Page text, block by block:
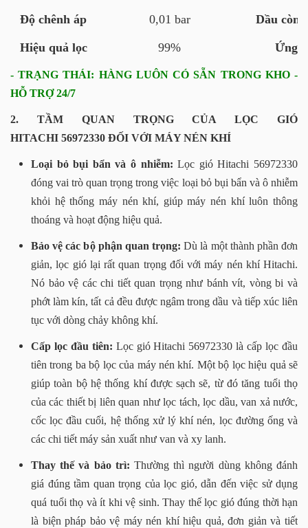
Độ chênh áp 0,01 bar Dầu còn
Hiệu quả lọc 99% Ứng
- TRẠNG THÁI: HÀNG LUÔN CÓ SẴN TRONG KHO -
HỖ TRỢ 24/7
2. TẦM QUAN TRỌNG CỦA LỌC GIÓ
HITACHI 56972330 ĐỐI VỚI MÁY NÉN KHÍ
Loại bỏ bụi bẩn và ô nhiễm: Lọc gió Hitachi 56972330
đóng vai trò quan trọng trong việc loại bỏ bụi bẩn và ô nhiễm
khỏi hệ thống máy nén khí, giúp máy nén khí luôn thông
thoáng và hoạt động hiệu quả.
Bảo vệ các bộ phận quan trọng: Dù là một thành phần đơn
giản, lọc gió lại rất quan trọng đối với máy nén khí Hitachi.
Nó bảo vệ các chi tiết quan trọng như bánh vít, vòng bi và
phớt làm kín, tất cả đều được ngâm trong dầu và tiếp xúc liên
tục với dòng chảy không khí.
Cấp lọc đầu tiên: Lọc gió Hitachi 56972330 là cấp lọc đầu
tiên trong ba bộ lọc của máy nén khí. Một bộ lọc hiệu quả sẽ
giúp toàn bộ hệ thống khí được sạch sẽ, từ đó tăng tuổi thọ
của các thiết bị liên quan như lọc tách, lọc dầu, van xả nước,
cốc lọc đầu cuối, hệ thống xử lý khí nén, lọc đường ống và
các chi tiết máy sản xuất như van và xy lanh.
Thay thế và bảo trì: Thường thì người dùng không đánh
giá đúng tầm quan trọng của lọc gió, dẫn đến việc sử dụng
quá tuổi thọ và ít khi vệ sinh. Thay thế lọc gió đúng thời hạn
là biện pháp bảo vệ máy nén khí hiệu quả, đơn giản và tiết